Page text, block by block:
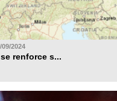
2024
renforce s...